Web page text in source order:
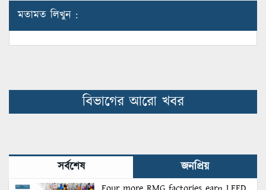
মতামত লিখুন :
বিভাগের আরো খবর
সর্বশেষ জনপ্রিয়